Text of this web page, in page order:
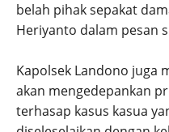
belah pihak sepakat
Heriyanto dalam pesan
Kapolsek Landono juga
akan mengedepankan
terhasap kasus kasua